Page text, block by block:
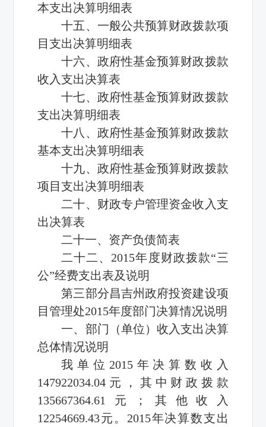
本支出决算明细表
十五、一般公共预算财政拨款项
目支出决算明细表
十六、政府性基金预算财政拨款
收入支出决算表
十七、政府性基金预算财政拨款
支出决算明细表
十八、政府性基金预算财政拨款
基本支出决算明细表
十九、政府性基金预算财政拨款
项目支出决算明细表
二十、财政专户管理资金收入支
出决算表
二十一、资产负债简表
二十二、2015年度财政拨款“三
公”经费支出表及说明
第三部分昌吉州政府投资建设项
目管理处2015年度部门决算情况说明
一、部门（单位）收入支出决算
总体情况说明
我单位2015年决算数收入
147922034.04元，其中财政拨款
135667364.61元；其他收入
12254669.43元。2015年决算数支出